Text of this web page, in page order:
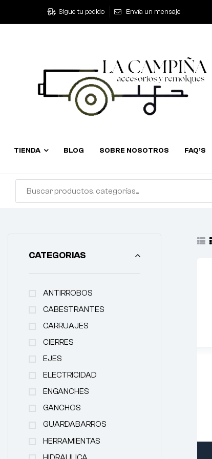
Sigue tu pedido Envía un mensaje
TIENDA BLOG SOBRE NOSOTROS FAQ’S
CATEGORIAS
ANTIRROBOS
CABESTRANTES
CARRUAJES
CIERRES
EJES
ELECTRICIDAD
ENGANCHES
GANCHOS
GUARDABARROS
HERRAMIENTAS